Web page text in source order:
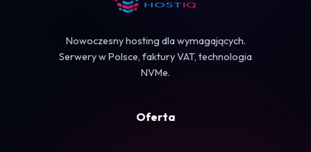
Nowoczesny hosting dla wymagających.
Serwery w Polsce, faktury VAT, technologia
NVMe.
Oferta